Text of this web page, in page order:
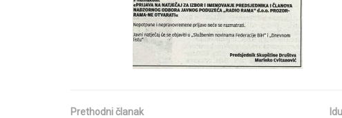
Prethodni članak